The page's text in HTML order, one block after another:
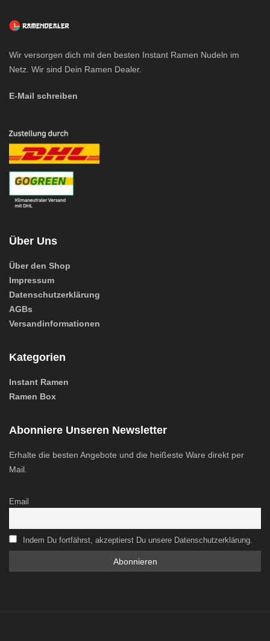
Wir versorgen dich mit den besten Instant Ramen Nudeln im
Netz. Wir sind Dein Ramen Dealer.
E-Mail schreiben
Über Uns
Über den Shop
Impressum
Datenschutzerklärung
AGBs
Versandinformationen
Kategorien
Instant Ramen
Ramen Box
Abonniere Unseren Newsletter
Erhalte die besten Angebote und die heißeste Ware direkt per
Mail.
Email
Indem Du fortfährst, akzeptierst Du unsere Datenschutzerklärung.